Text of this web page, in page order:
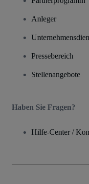
Anleger
Pressebereich
Stellenangebote
Haben Sie Fragen?
Hilfe-Center /